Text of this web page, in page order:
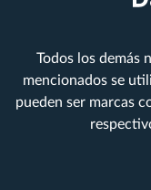
Todos los demás
mencionados se
pueden ser marcas